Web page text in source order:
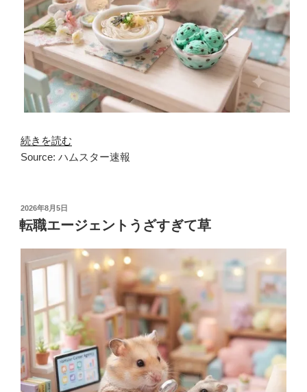
続きを読む
Source: ハムスター速報
投
稿
日:
2026年8月5日
転職エージェントうざすぎて草